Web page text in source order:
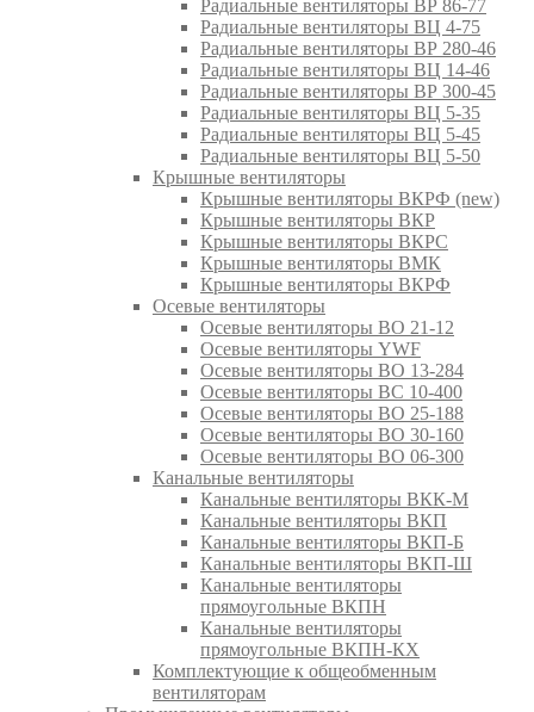
Радиальные вентиляторы ВР 86-77
Радиальные вентиляторы ВЦ 4-75
Радиальные вентиляторы ВР 280-46
Радиальные вентиляторы ВЦ 14-46
Радиальные вентиляторы ВР 300-45
Радиальные вентиляторы ВЦ 5-35
Радиальные вентиляторы ВЦ 5-45
Радиальные вентиляторы ВЦ 5-50
Крышные вентиляторы
Крышные вентиляторы ВКРФ (new)
Крышные вентиляторы ВКР
Крышные вентиляторы ВКРС
Крышные вентиляторы ВМК
Крышные вентиляторы ВКРФ
Осевые вентиляторы
Осевые вентиляторы ВО 21-12
Осевые вентиляторы YWF
Осевые вентиляторы ВО 13-284
Осевые вентиляторы ВС 10-400
Осевые вентиляторы ВО 25-188
Осевые вентиляторы ВО 30-160
Осевые вентиляторы ВО 06-300
Канальные вентиляторы
Канальные вентиляторы ВКК-М
Канальные вентиляторы ВКП
Канальные вентиляторы ВКП-Б
Канальные вентиляторы ВКП-Ш
Канальные вентиляторы
прямоугольные ВКПН
Канальные вентиляторы
прямоугольные ВКПН-КХ
Комплектующие к общеобменным
вентиляторам